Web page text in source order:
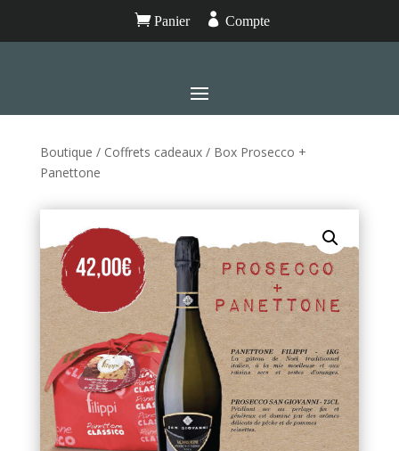
Panier  Compte
Boutique / Coffrets cadeaux/ Box Prosecco +
Panettone